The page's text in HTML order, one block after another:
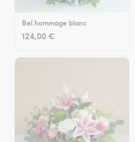
Bel hommage blanc
124,00 €